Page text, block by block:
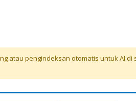
atau pengindeksan otomatis untuk AI di